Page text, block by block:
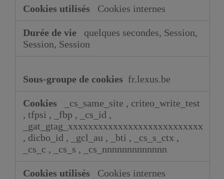
Cookies internes
quelques secondes, Session,
Session, Session
fr.lexus.be
_cs_same_site , criteo_write_test
, tfpsi , _fbp , _cs_id ,
_gat_gtag_xxxxxxxxxxxxxxxxxxxxxxxxxxx
, dicbo_id , _gcl_au , _bti , _cs_s_ctx ,
_cs_c , _cs_s , _cs_nnnnnnnnnnnnn
Cookies internes